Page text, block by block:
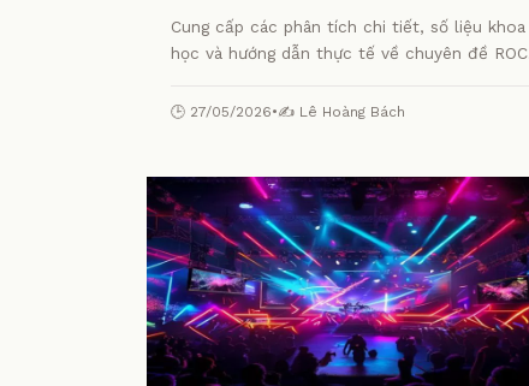
Cung cấp các phân tích chi tiết, số liệu khoa
học và hướng dẫn thực tế về chuyên đề ROC
Midseason Playoffs từ chuyên gia.
🕒 27/05/2026•✍️ Lê Hoàng Bách